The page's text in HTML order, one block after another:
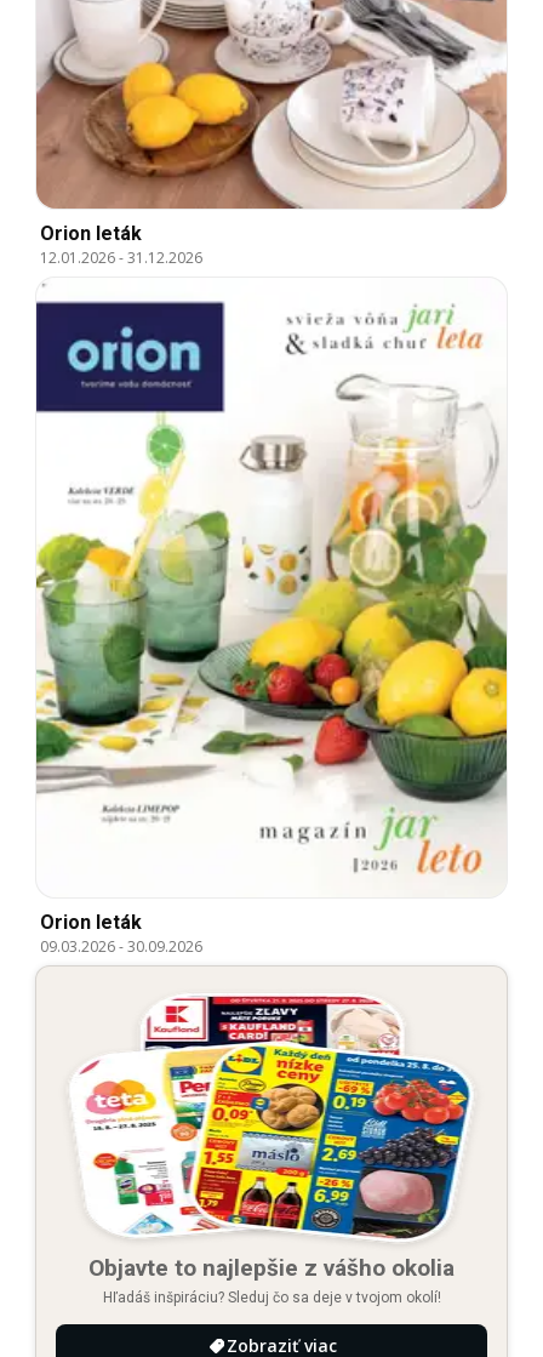
Orion leták
12.01.2026-31.12.2026
Orion leták
09.03.2026-30.09.2026
Objavte to najlepšie z vášho okolia
Hľadáš inšpiráciu? Sleduj čo sa deje v tvojom okolí!
Zobraziť viac